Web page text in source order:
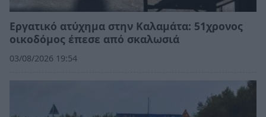
Εργατικό ατύχημα στην Καλαμάτα: 51χρονος
οικοδόμος έπεσε από σκαλωσιά
03/08/2026 19:54